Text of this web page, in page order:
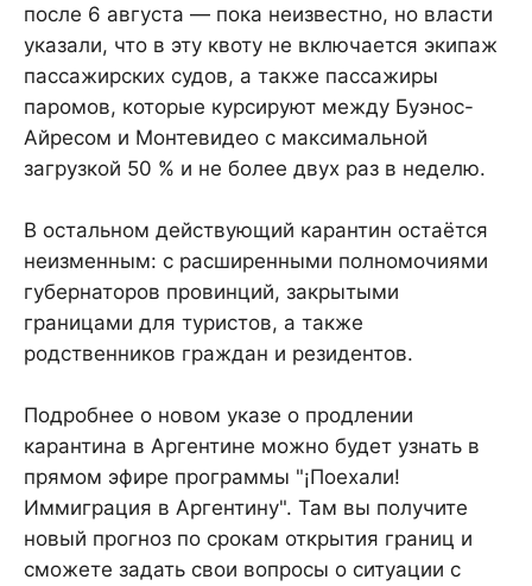
после 6 августа — пока неизвестно, но власти
указали, что в эту квоту не включается экипаж
пассажирских судов, а также пассажиры
паромов, которые курсируют между Буэнос-
Айресом и Монтевидео с максимальной
загрузкой 50 % и не более двух раз в неделю.
В остальном действующий карантин остаётся
неизменным: с расширенными полномочиями
губернаторов провинций, закрытыми
границами для туристов, а также
родственников граждан и резидентов.
Подробнее о новом указе о продлении
карантина в Аргентине можно будет узнать в
прямом эфире программы "¡Поехали!
Иммиграция в Аргентину". Там вы получите
новый прогноз по срокам открытия границ и
сможете задать свои вопросы о ситуации с